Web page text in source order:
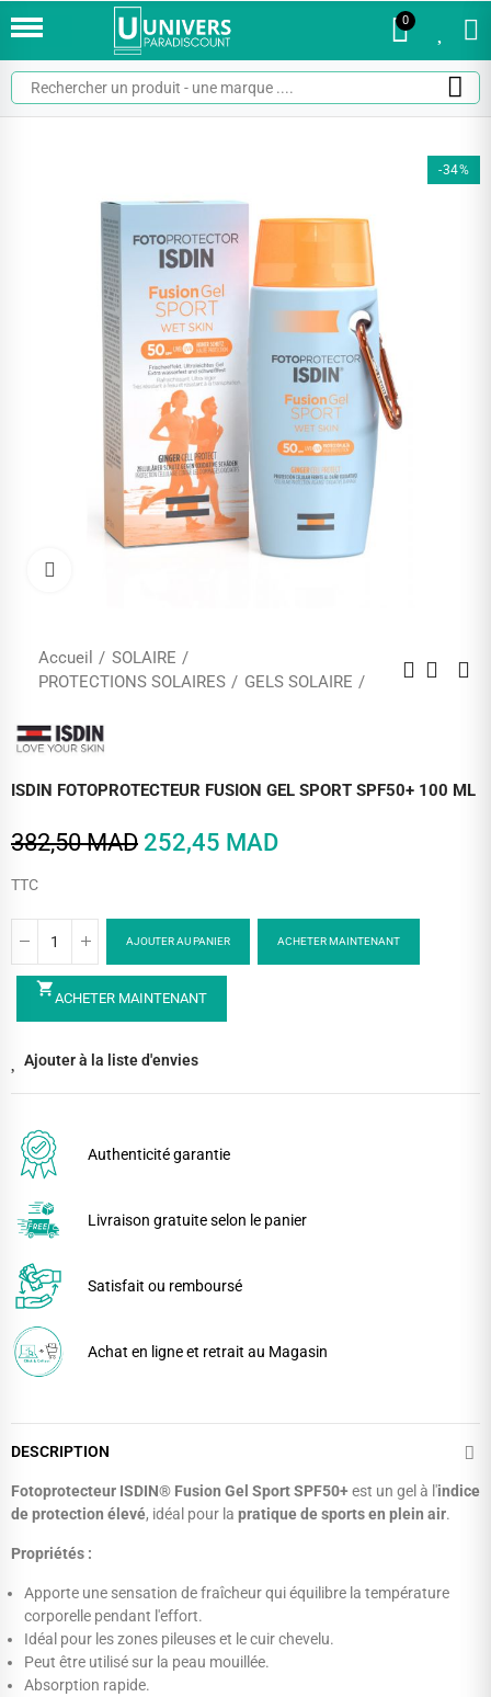
0
-34%
Accueil
SOLAIRE
PROTECTIONS SOLAIRES
GELS SOLAIRE
ISDIN FOTOPROTECTEUR FUSION GEL SPORT SPF50+ 100 ML
382,50 MAD 252,45 MAD
TTC
AJOUTER AU PANIER ACHETER MAINTENANT
shopping_cartACHETER MAINTENANT
Ajouter à la liste d'envies
Authenticité garantie
Livraison gratuite selon le panier
Satisfait ou remboursé
Achat en ligne et retrait au Magasin
DESCRIPTION
Fotoprotecteur ISDIN® Fusion Gel Sport SPF50+est un gel à l'indice
de protection élevé, idéal pour la pratique de sports en plein air.
Propriétés :
Apporte une sensation de fraîcheur qui équilibre la température
corporelle pendant l'effort.
Idéal pour les zones pileuses et le cuir chevelu.
Peut être utilisé sur la peau mouillée.
Absorption rapide.